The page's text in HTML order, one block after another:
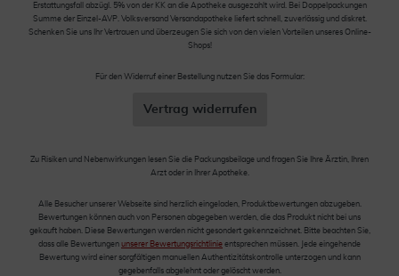
Erstattungsfall abzügl. 5% von der KK an die Apotheke ausgezahlt wird. Bei Doppelpackungen
Summe der Einzel-AVP. Volksversand Versandapotheke liefert schnell, zuverlässig und diskret.
Schenken Sie uns Ihr Vertrauen und überzeugen Sie sich von den vielen Vorteilen unseres Online-
Shops!
Für den Widerruf einer Bestellung nutzen Sie das Formular:
Vertrag widerrufen
Zu Risiken und Nebenwirkungen lesen Sie die Packungsbeilage und fragen Sie Ihre Ärztin, Ihren
Arzt oder in Ihrer Apotheke.
Alle Besucher unserer Webseite sind herzlich eingeladen, Produktbewertungen abzugeben.
Bewertungen können auch von Personen abgegeben werden, die das Produkt nicht bei uns
gekauft haben. Diese Bewertungen werden nicht gesondert gekennzeichnet. Bitte beachten Sie,
dass alle Bewertungen unserer Bewertungsrichtlinie entsprechen müssen. Jede eingehende
Bewertung wird einer sorgfältigen manuellen Authentizitätskontrolle unterzogen und kann
gegebenfalls abgelehnt oder gelöscht werden.